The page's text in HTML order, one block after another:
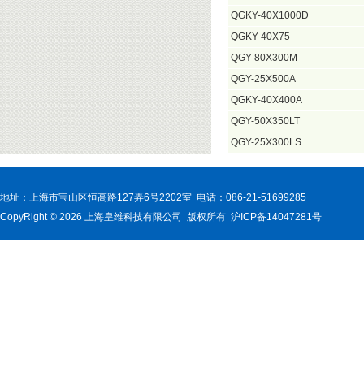
QGKY-40X1000D
QGKY-40X75
QGY-80X300M
QGY-25X500A
QGKY-40X400A
QGY-50X350LT
QGY-25X300LS
地址：上海市宝山区恒高路127弄6号2202室 电话：086-21-51699285
CopyRight © 2026 上海皇维科技有限公司 版权所有 沪ICP备14047281号